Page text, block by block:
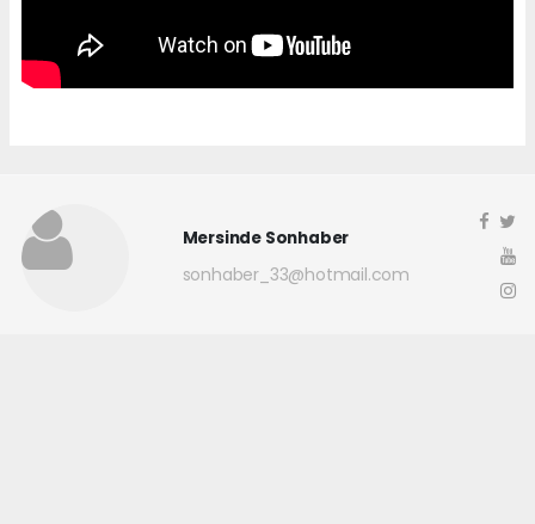
Mersinde Sonhaber
sonhaber_33@hotmail.com